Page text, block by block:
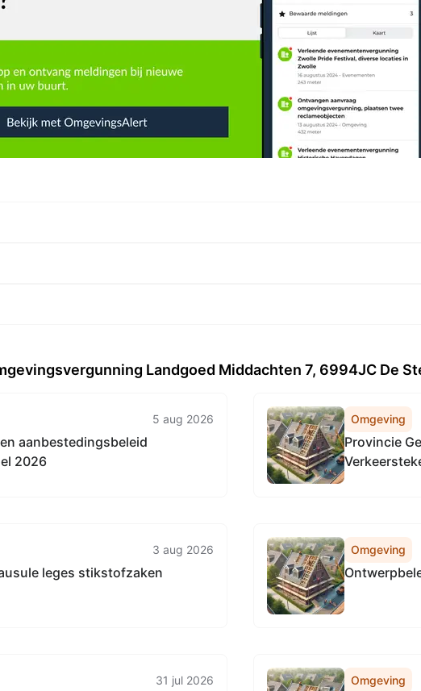
Landgoed Middachten 7, 6994JC De
5 aug 2026
aanbestedingsbeleid
2026
Omgeving
Provincie
3 aug 2026
leges stikstofzaken
Omgeving
31 jul 2026 Omgeving